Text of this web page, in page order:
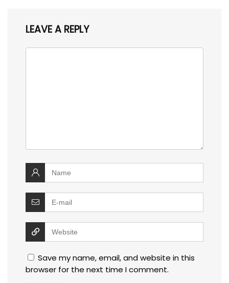
LEAVE A REPLY
Save my name, email, and website in this
browser for the next time I comment.